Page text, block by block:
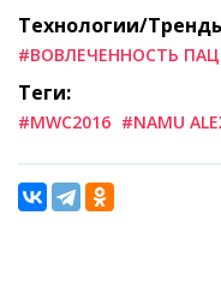
Технологии/
#ВОВЛЕЧЕННОСТЬ
Теги:
#MWC2016 #NAMU